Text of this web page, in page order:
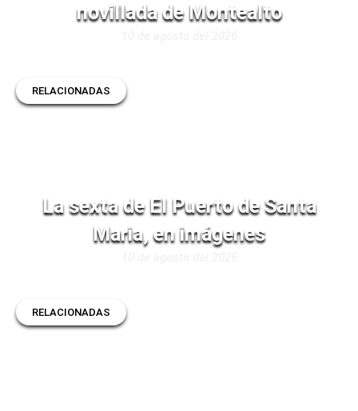
novillada de Montealto
RELACIONADAS
La sexta de El Puerto de Santa
Maria, en imágenes
RELACIONADAS